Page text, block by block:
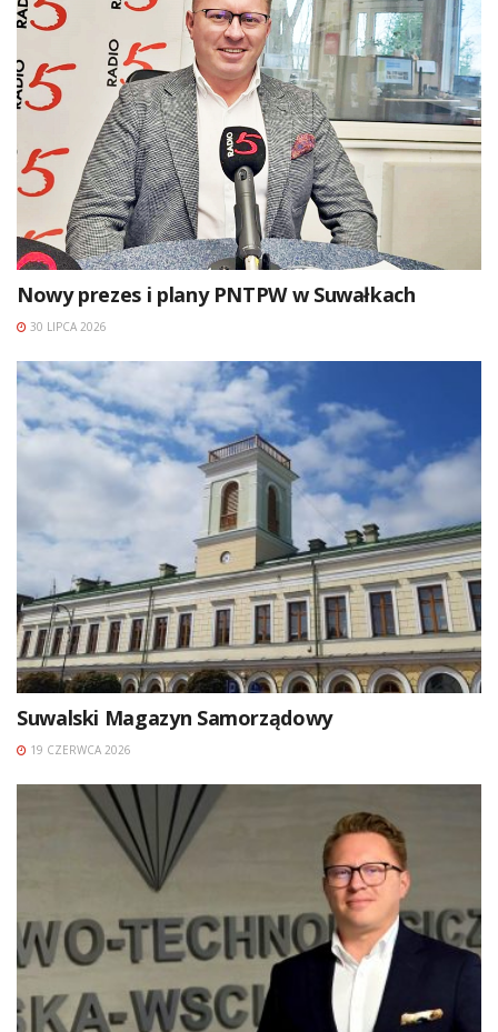
Nowy prezes i plany PNTPW w Suwałkach
30 LIPCA 2026
Suwalski Magazyn Samorządowy
19 CZERWCA 2026